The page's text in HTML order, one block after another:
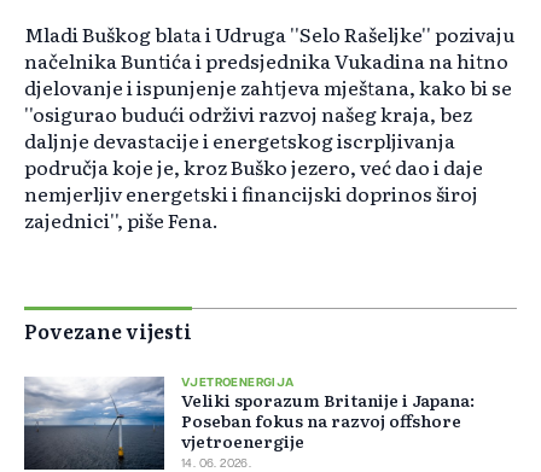
Mladi Buškog blata i Udruga ''Selo Rašeljke'' pozivaju
načelnika Buntića i predsjednika Vukadina na hitno
djelovanje i ispunjenje zahtjeva mještana, kako bi se
''osigurao budući održivi razvoj našeg kraja, bez
daljnje devastacije i energetskog iscrpljivanja
područja koje je, kroz Buško jezero, već dao i daje
nemjerljiv energetski i financijski doprinos široj
zajednici'', piše Fena.
Povezane vijesti
VJETROENERGIJA
Veliki sporazum Britanije i Japana:
Poseban fokus na razvoj offshore
vjetroenergije
14. 06. 2026.